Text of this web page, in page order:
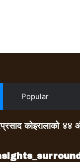
Popular
कोइरालाको ४४